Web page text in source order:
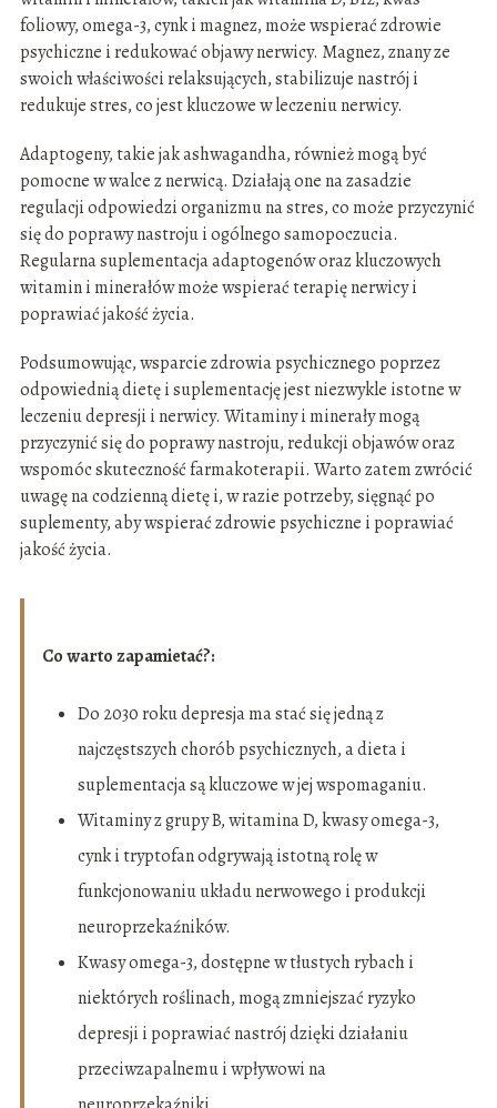
foliowy, omega-3, cynk i magnez, może wspierać zdrowie
psychiczne i redukować objawy nerwicy. Magnez, znany ze
swoich właściwości relaksujących, stabilizuje nastrój i
redukuje stres, co jest kluczowe w leczeniu nerwicy.
Adaptogeny, takie jak ashwagandha, również mogą być
pomocne w walce z nerwicą. Działają one na zasadzie
regulacji odpowiedzi organizmu na stres, co może przyczynić
się do poprawy nastroju i ogólnego samopoczucia.
Regularna suplementacja adaptogenów oraz kluczowych
witamin i minerałów może wspierać terapię nerwicy i
poprawiać jakość życia.
Podsumowując, wsparcie zdrowia psychicznego poprzez
odpowiednią dietę i suplementację jest niezwykle istotne w
leczeniu depresji i nerwicy. Witaminy i minerały mogą
przyczynić się do poprawy nastroju, redukcji objawów oraz
wspomóc skuteczność farmakoterapii. Warto zatem zwrócić
uwagę na codzienną dietę i, w razie potrzeby, sięgnąć po
suplementy, aby wspierać zdrowie psychiczne i poprawiać
jakość życia.
Co warto zapamietać?:
Do 2030 roku depresja ma stać się jedną z
najczęstszych chorób psychicznych, a dieta i
suplementacja są kluczowe w jej wspomaganiu.
Witaminy z grupy B, witamina D, kwasy omega-3,
cynk i tryptofan odgrywają istotną rolę w
funkcjonowaniu układu nerwowego i produkcji
neuroprzekaźników.
Kwasy omega-3, dostępne w tłustych rybach i
niektórych roślinach, mogą zmniejszać ryzyko
depresji i poprawiać nastrój dzięki działaniu
przeciwzapalnemu i wpływowi na